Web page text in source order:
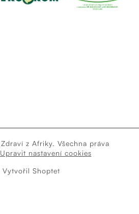
Vytvořil Shoptet
Zdraví z Afriky. Všechna práva
Upravit nastavení cookies